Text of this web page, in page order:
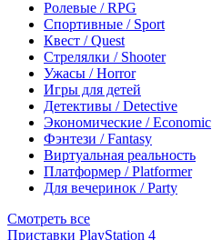
Ролевые / RPG
Спортивные / Sport
Квест / Quest
Стрелялки / Shooter
Ужасы / Horror
Игры для детей
Детективы / Detective
Экономические / Economic
Фэнтези / Fantasy
Виртуальная реальность
Платформер / Platformer
Для вечеринок / Party
Смотреть все
Приставки PlayStation 4